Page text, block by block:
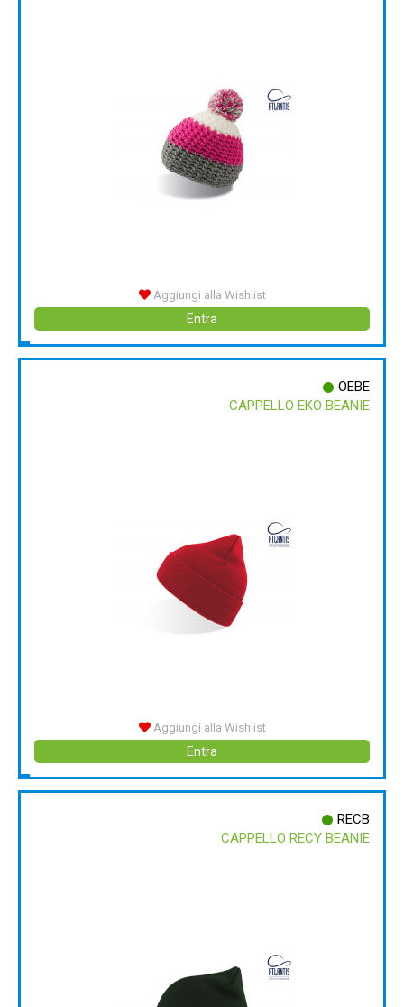
Aggiungi alla Wishlist
Entra
OEBE
CAPPELLO EKO BEANIE
Aggiungi alla Wishlist
Entra
RECB
CAPPELLO RECY BEANIE